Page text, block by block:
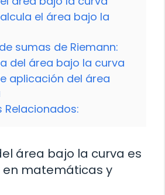
el área bajo la
sumas de Riemann:
del área bajo la curva
aplicación del área
Relacionados:
área bajo la curva es
matemáticas y